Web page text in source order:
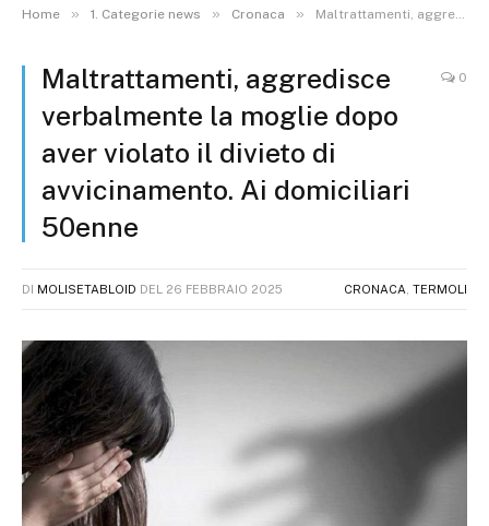
Home » 1. Categorie news » Cronaca » Maltrattamenti, aggredisce verbalmente la moglie dopo aver violato il divieto di avvicinamento. Ai domiciliari 50enne
Maltrattamenti, aggredisce
verbalmente la moglie dopo
aver violato il divieto di
avvicinamento. Ai domiciliari
50enne
0
DI MOLISETABLOID DEL 26 FEBBRAIO 2025 CRONACA TERMOLI